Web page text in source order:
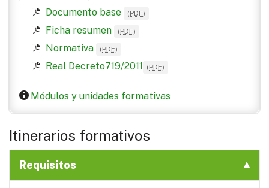
Documento base (PDF)
Ficha resumen (PDF)
Normativa (PDF)
Real Decreto719/2011 (PDF)
Módulos y unidades formativas
Itinerarios formativos
Requisitos